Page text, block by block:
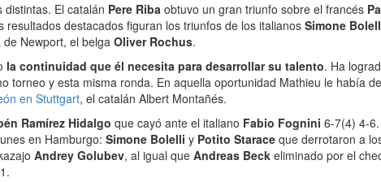
El catalán Pere Riba obtuvo un gran triunfo sobre el francés
resultados destacados figuran los triunfos de los italianosSimone
Newport, el belga Oliver Rochus.
la continuidad que él necesita para desarrollar su talento. Ha
torneo y esta misma ronda. En aquella oportunidad Mathieu le había
en Stuttgart, el catalán Albert Montañés.
Ramírez Hidalgo que cayó ante el italiano Fabio Fognini 6-7(4) 4-
en Hamburgo: Simone Bolelli y Potito Starace que derrotaron a
Andrey Golubev, al igual que Andreas Beck eliminado por el